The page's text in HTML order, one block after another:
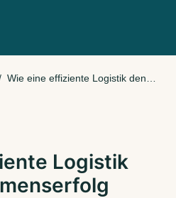
Wie eine effiziente Logistik den
Logistik